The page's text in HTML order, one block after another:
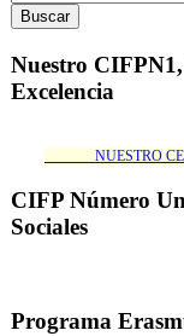
Nuestro
Excelencia
_______NUESTRO
CIFP Número
Sociales
Programa